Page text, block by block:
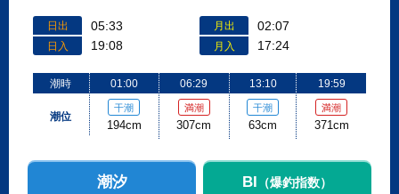
日出 05:33
日入 19:08
月出 02:07
月入 17:24
潮時
潮位
01:00
干潮
194cm
06:29
満潮
307cm
13:10
干潮
63cm
19:59
満潮
371cm
潮汐 BI （爆釣指数）